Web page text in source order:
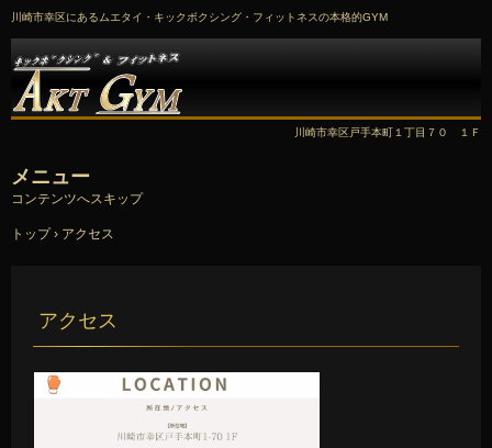
川崎市幸区にあるムエタイ・キックボクシング・フィットネスの本格的GYM
川崎市幸区戸手本町１丁目７０ １Ｆ
メニュー
コンテンツへスキップ
トップ › アクセス
アクセス